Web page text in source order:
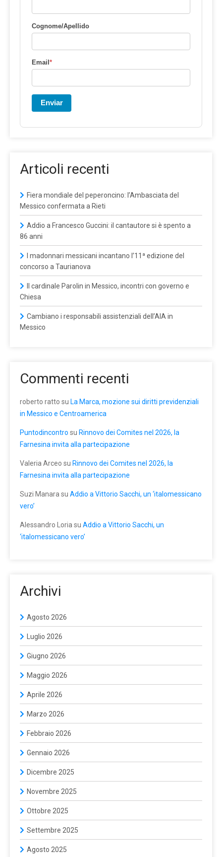
Cognome/Apellido
Email*
Enviar
Articoli recenti
Fiera mondiale del peperoncino: l’Ambasciata del
Messico confermata a Rieti
Addio a Francesco Guccini: il cantautore si è spento a
86 anni
I madonnari messicani incantano l’11ª edizione del
concorso a Taurianova
Il cardinale Parolin in Messico, incontri con governo e
Chiesa
Cambiano i responsabili assistenziali dell’AIA in
Messico
Commenti recenti
roberto ratto su La Marca, mozione sui diritti previdenziali
in Messico e Centroamerica
Puntodincontro su Rinnovo dei Comites nel 2026, la
Farnesina invita alla partecipazione
Valeria Arceo su Rinnovo dei Comites nel 2026, la
Farnesina invita alla partecipazione
Suzi Manara su Addio a Vittorio Sacchi, un ‘italomessicano
vero’
Alessandro Loria su Addio a Vittorio Sacchi, un
‘italomessicano vero’
Archivi
Agosto 2026
Luglio 2026
Giugno 2026
Maggio 2026
Aprile 2026
Marzo 2026
Febbraio 2026
Gennaio 2026
Dicembre 2025
Novembre 2025
Ottobre 2025
Settembre 2025
Agosto 2025